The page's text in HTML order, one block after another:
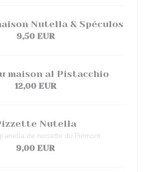
Nutella & Spéculos
9,50 EUR
maison al Pistacchio
12,00 EUR
Nutella
de noisette du Piémont
9,00 EUR